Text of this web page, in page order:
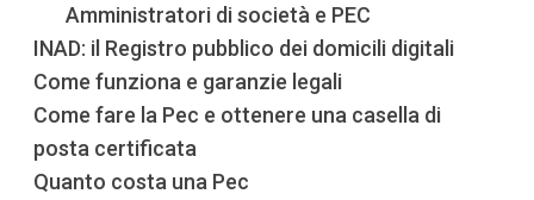
Amministratori di società e PEC
INAD: il Registro pubblico dei domicili digitali
Come funziona e garanzie legali
Come fare la Pec e ottenere una casella di
posta certificata
Quanto costa una Pec